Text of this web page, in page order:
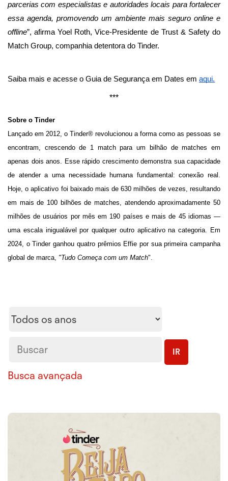
parcerias com especialistas e autoridades locais para fortalecer
essa agenda, promovendo um ambiente mais seguro online e
offline”, afirma Yoel Roth, Vice-Presidente de Trust & Safety do
Match Group, companhia detentora do Tinder.
Saiba mais e acesse o Guia de Segurança em Dates em aqui.
***
Sobre o Tinder
Lançado em 2012, o Tinder® revolucionou a forma como as pessoas se
encontram, crescendo de 1 match para um bilhão de matches em
apenas dois anos. Esse rápido crescimento demonstra sua capacidade
de atender a uma necessidade humana fundamental: conexão real.
Hoje, o aplicativo foi baixado mais de 630 milhões de vezes, resultando
em mais de 100 bilhões de matches, atendendo aproximadamente 50
milhões de usuários por mês em 190 países e mais de 45 idiomas —
uma escala inigualável por qualquer outro aplicativo na categoria. Em
2024, o Tinder ganhou quatro prêmios Effie por sua primeira campanha
global de marca, "Tudo Começa com um Match".
Year
IR
Busca avançada